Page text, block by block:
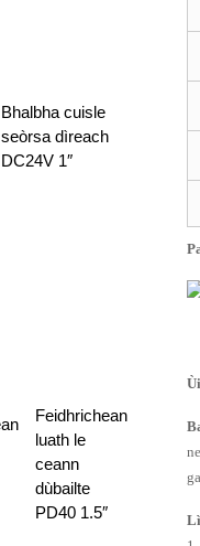
Bhalbha cuisle
seòrsa dìreach
DC24V 1″
Feidhrichean
luath le
ceann
dùbailte
PD40 1.5″